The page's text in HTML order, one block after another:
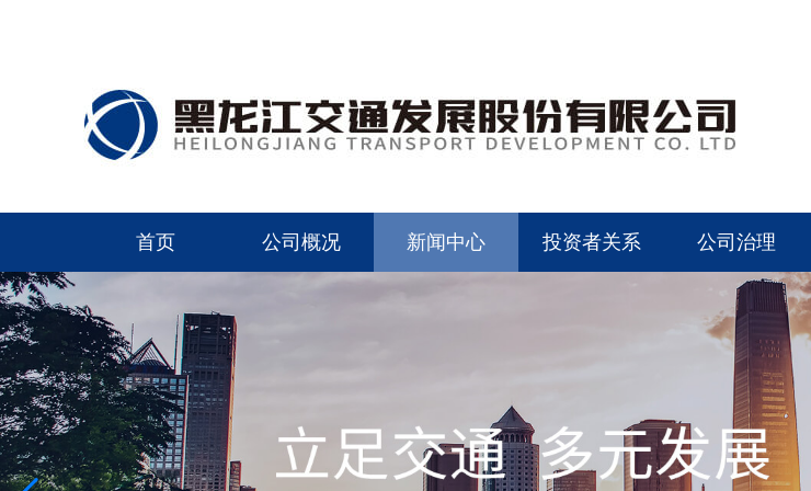
首页 公司概况 新闻中心 投资者关系 公司治理